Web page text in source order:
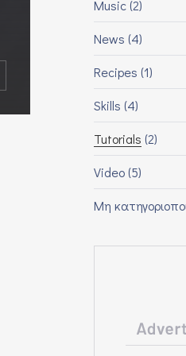
BEAUTIFUL HOME
Music(2)
News (4)
Recipes (1)
Skills (4)
Tutorials (2)
Video(5)
Μη